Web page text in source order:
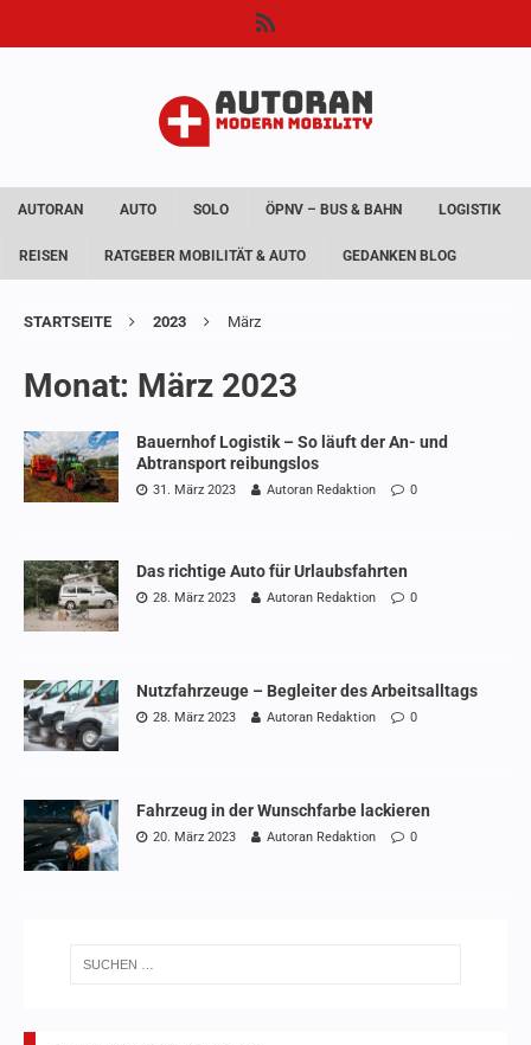
AUTORAN AUTO SOLO ÖPNV – BUS & BAHN LOGISTIK
REISEN RATGEBER MOBILITÄT & AUTO GEDANKEN BLOG
STARTSEITE 2023 März
Monat: März 2023
Bauernhof Logistik – So läuft der An- und
Abtransport reibungslos
31. März 2023 Autoran Redaktion 0
Das richtige Auto für Urlaubsfahrten
28. März 2023 Autoran Redaktion 0
Nutzfahrzeuge – Begleiter des Arbeitsalltags
28. März 2023 Autoran Redaktion 0
Fahrzeug in der Wunschfarbe lackieren
20. März 2023 Autoran Redaktion 0